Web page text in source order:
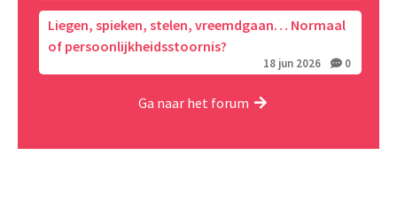
Liegen, spieken, stelen, vreemdgaan… Normaal
of persoonlijkheidsstoornis?
18 jun 2026 0
Ga naar het forum